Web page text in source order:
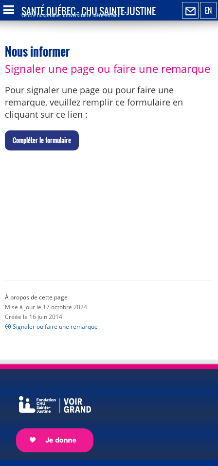
EN
SANTÉ QUÉBEC - CHU SAINTE-JUSTINE
Centre hospitalier universitaire mère-enfant
Nous informer
Signaler une page ou faire une remarque
Pour signaler une page ou pour faire une
remarque, veuillez remplir ce formulaire en
cliquant sur ce lien :
Compléter le formulaire
À propos de cette page
Mise à jour le 17 octobre 2024
Créée le 16 juin 2014
Signaler ou faire une remarque